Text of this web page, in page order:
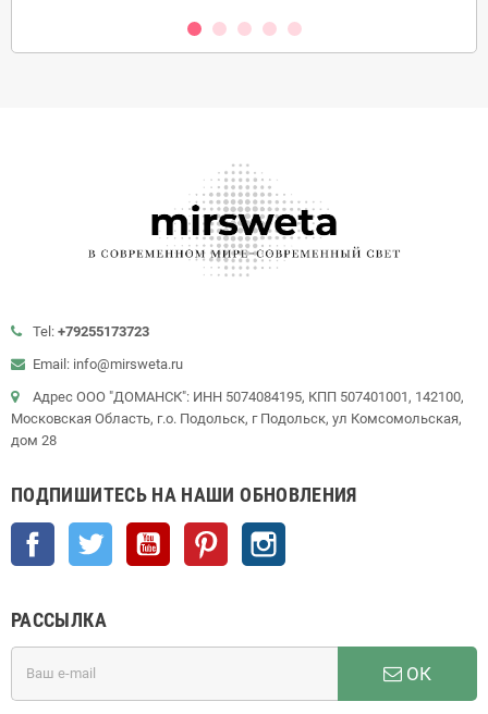
Tel: +79255173723
Email: info@mirsweta.ru
Адрес ООО "ДОМАНСК": ИНН 5074084195, КПП 507401001, 142100,
Московская Область, г.о. Подольск, г Подольск, ул Комсомольская,
дом 28
ПОДПИШИТЕСЬ НА НАШИ ОБНОВЛЕНИЯ
Facebook Twitter YouTube Pinterest
РАССЫЛКА
ОК